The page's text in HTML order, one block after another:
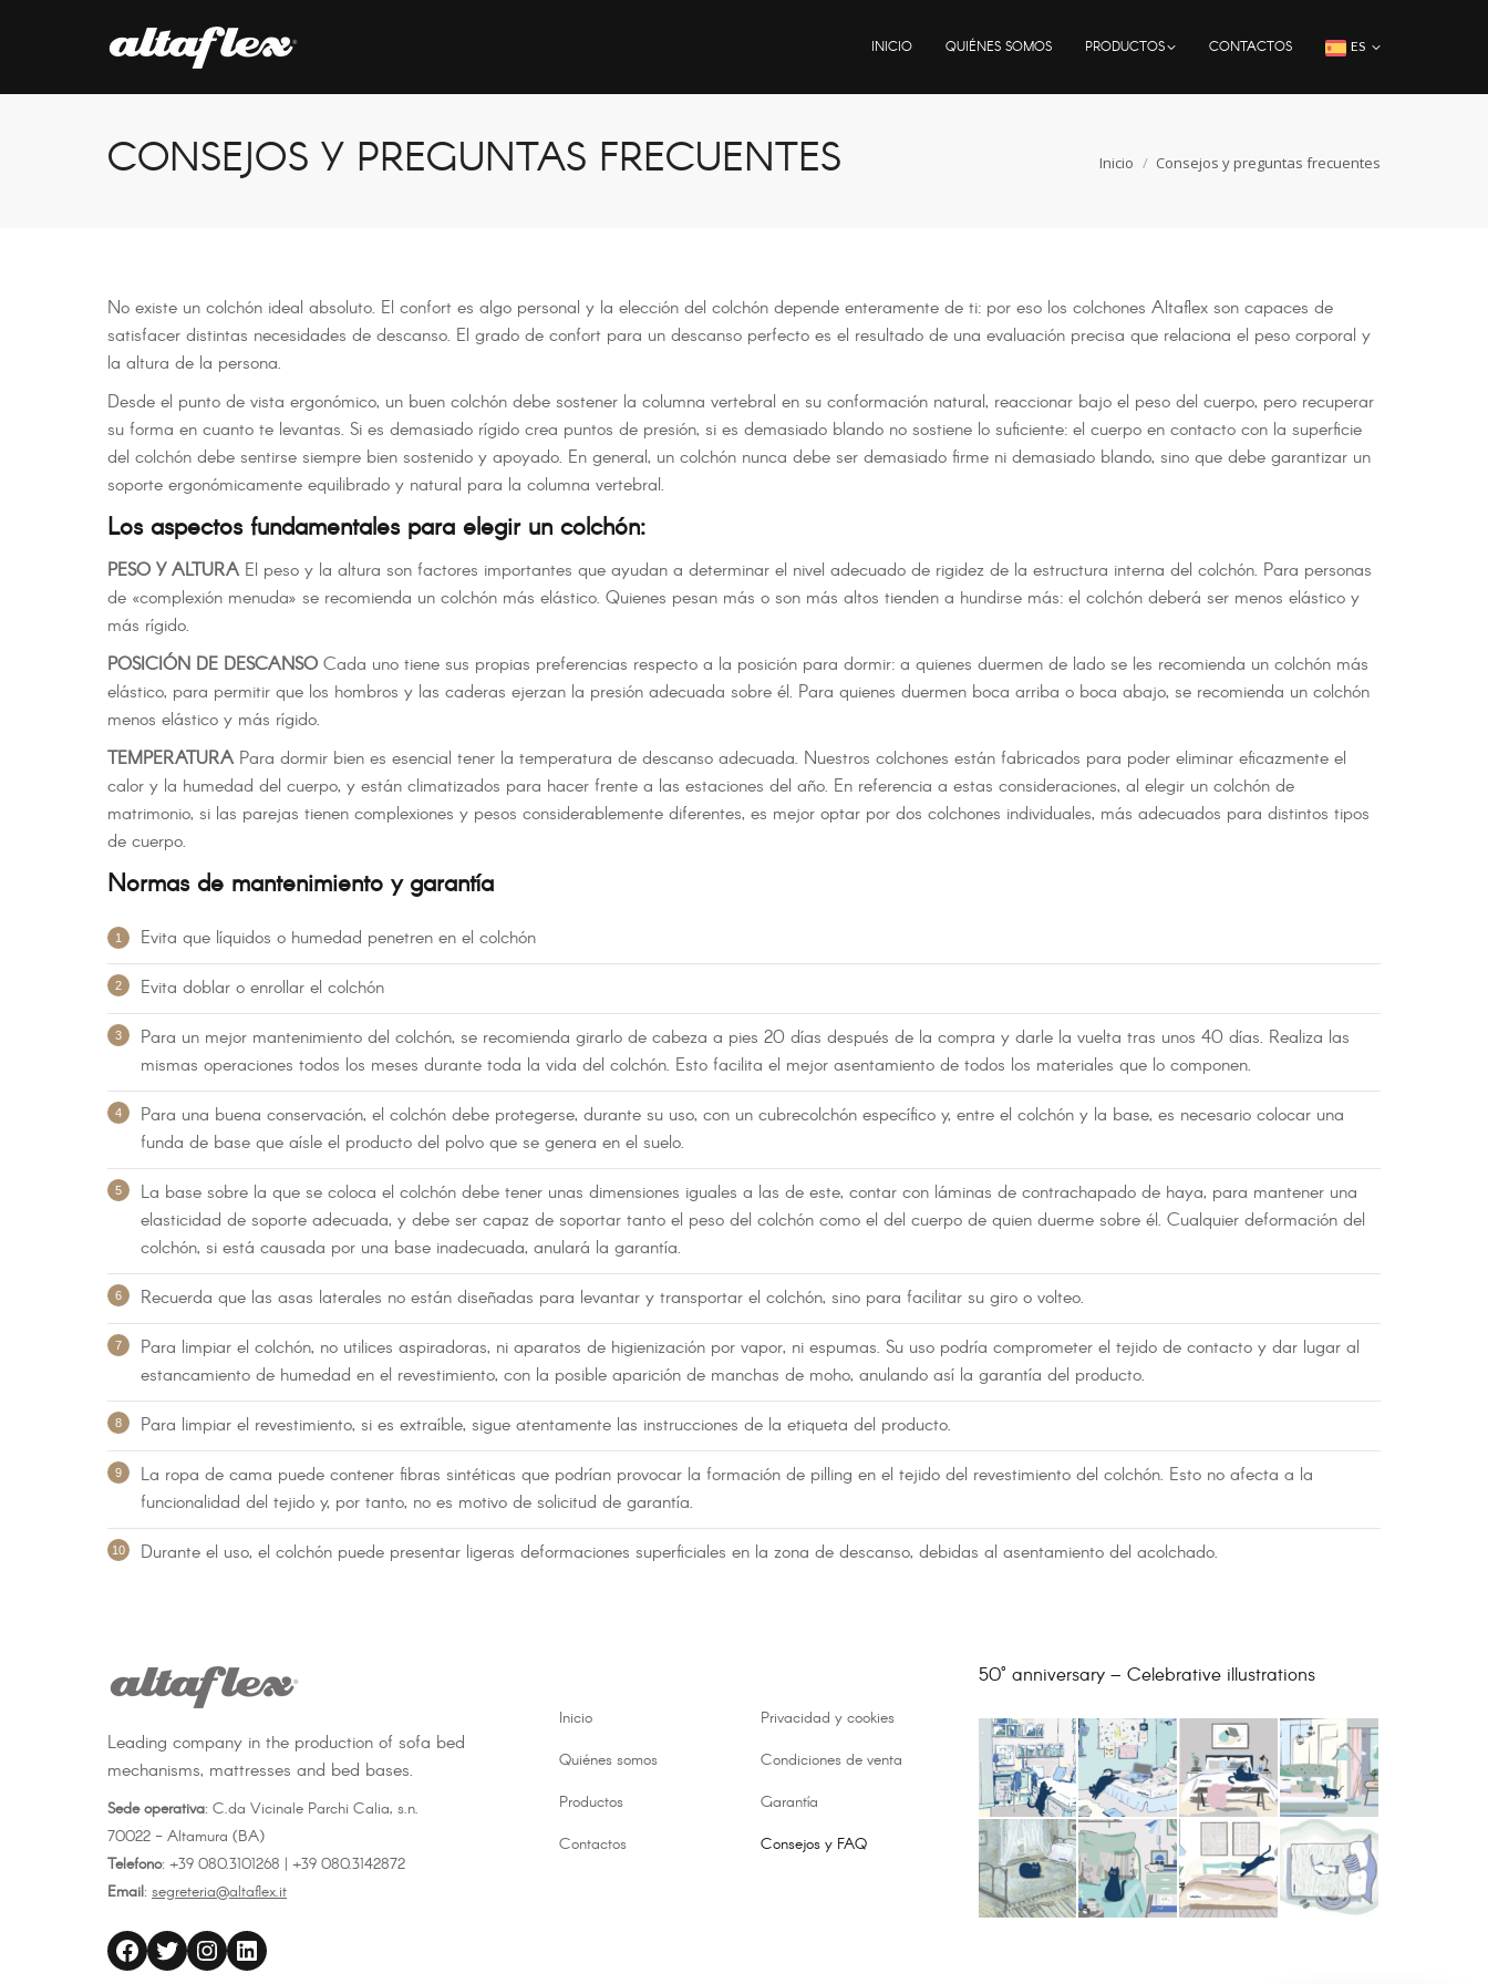
INICIO QUIÉNES SOMOS PRODUCTOS CONTACTOS ES
CONSEJOS Y PREGUNTAS FRECUENTES Estás aquí:
Inicio Consejos y preguntas frecuentes
No existe un colchón ideal absoluto. El confort es algo personal y la elección del colchón depende enteramente de ti: por eso los colchones Altaflex son capaces de
satisfacer distintas necesidades de descanso. El grado de confort para un descanso perfecto es el resultado de una evaluación precisa que relaciona el peso corporal y
la altura de la persona.
Desde el punto de vista ergonómico, un buen colchón debe sostener la columna vertebral en su conformación natural, reaccionar bajo el peso del cuerpo, pero recuperar
su forma en cuanto te levantas. Si es demasiado rígido crea puntos de presión, si es demasiado blando no sostiene lo suficiente: el cuerpo en contacto con la superficie
del colchón debe sentirse siempre bien sostenido y apoyado. En general, un colchón nunca debe ser demasiado firme ni demasiado blando, sino que debe garantizar un
soporte ergonómicamente equilibrado y natural para la columna vertebral.
Los aspectos fundamentales para elegir un colchón:
PESO Y ALTURAEl peso y la altura son factores importantes que ayudan a determinar el nivel adecuado de rigidez de la estructura interna del colchón. Para personas
de «complexión menuda» se recomienda un colchón más elástico. Quienes pesan más o son más altos tienden a hundirse más: el colchón deberá ser menos elástico y
más rígido.
POSICIÓN DE DESCANSO Cada uno tiene sus propias preferencias respecto a la posición para dormir: a quienes duermen de lado se les recomienda un colchón más
elástico, para permitir que los hombros y las caderas ejerzan la presión adecuada sobre él. Para quienes duermen boca arriba o boca abajo, se recomienda un colchón
menos elástico y más rígido.
TEMPERATURAPara dormir bien es esencial tener la temperatura de descanso adecuada. Nuestros colchones están fabricados para poder eliminar eficazmente el
calor y la humedad del cuerpo, y están climatizados para hacer frente a las estaciones del año. En referencia a estas consideraciones, al elegir un colchón de
matrimonio, si las parejas tienen complexiones y pesos considerablemente diferentes, es mejor optar por dos colchones individuales, más adecuados para distintos tipos
de cuerpo.
Normas de mantenimiento y garantía
Evita que líquidos o humedad penetren en el colchón
Evita doblar o enrollar el colchón
Para un mejor mantenimiento del colchón, se recomienda girarlo de cabeza a pies 20 días después de la compra y darle la vuelta tras unos 40 días. Realiza las
mismas operaciones todos los meses durante toda la vida del colchón. Esto facilita el mejor asentamiento de todos los materiales que lo componen.
Para una buena conservación, el colchón debe protegerse, durante su uso, con un cubrecolchón específico y, entre el colchón y la base, es necesario colocar una
funda de base que aísle el producto del polvo que se genera en el suelo.
La base sobre la que se coloca el colchón debe tener unas dimensiones iguales a las de este, contar con láminas de contrachapado de haya, para mantener una
elasticidad de soporte adecuada, y debe ser capaz de soportar tanto el peso del colchón como el del cuerpo de quien duerme sobre él. Cualquier deformación del
colchón, si está causada por una base inadecuada, anulará la garantía.
Recuerda que las asas laterales no están diseñadas para levantar y transportar el colchón, sino para facilitar su giro o volteo.
Para limpiar el colchón, no utilices aspiradoras, ni aparatos de higienización por vapor, ni espumas. Su uso podría comprometer el tejido de contacto y dar lugar al
estancamiento de humedad en el revestimiento, con la posible aparición de manchas de moho, anulando así la garantía del producto.
Para limpiar el revestimiento, si es extraíble, sigue atentamente las instrucciones de la etiqueta del producto.
La ropa de cama puede contener fibras sintéticas que podrían provocar la formación de pilling en el tejido del revestimiento del colchón. Esto no afecta a la
funcionalidad del tejido y, por tanto, no es motivo de solicitud de garantía.
Durante el uso, el colchón puede presentar ligeras deformaciones superficiales en la zona de descanso, debidas al asentamiento del acolchado.
Leading company in the production of sofa bed
mechanisms, mattresses and bed bases.
Sede operativa: C.da Vicinale Parchi Calia, s.n.
70022 - Altamura (BA)
Telefono: +39 080.3101268 | +39 080.3142872
Email: segreteria@altaflex.it
altaflex Twitter Instagram LinkedIn
Inicio
Quiénes somos
Productos
Contactos
Privacidad y cookies
Condiciones de venta
Garantía
Consejos y FAQ
50° anniversary – Celebrative illustrations